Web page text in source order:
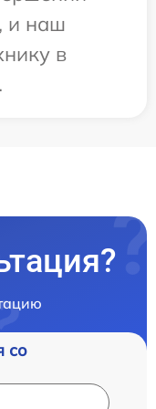
и наш
в
со